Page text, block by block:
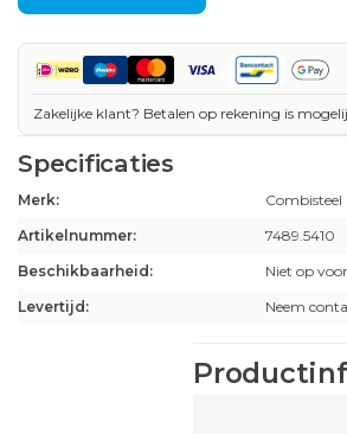
Zakelijke klant? Betalen op rekening is
Specificaties
Merk:
Combisteel
Artikelnummer:
7489.5410
Beschikbaarheid:
Niet op
Levertijd:
Neem